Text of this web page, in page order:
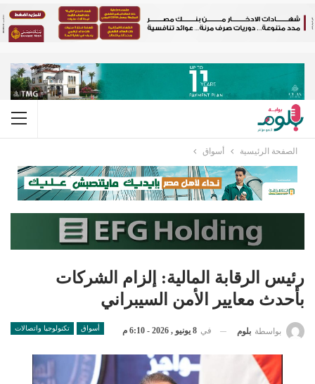
الصفحة الرئيسية أسواق
رئيس الرقابة المالية: إلزام الشركات
بأحدث معايير الأمن السيبراني
أسواق تكنولوجيا واتصالات بواسطة بلوم في 8 يونيو , 2026 - 6:10 م